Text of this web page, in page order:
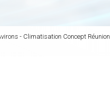
- Climatisation Concept Réunion